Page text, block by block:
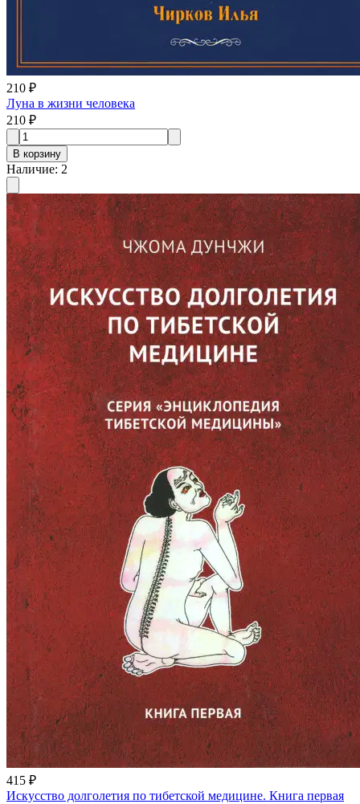
210 ₽
Луна в жизни человека
210 ₽
В корзину
Наличие: 2
415 ₽
Искусство долголетия по тибетской медицине. Книга первая